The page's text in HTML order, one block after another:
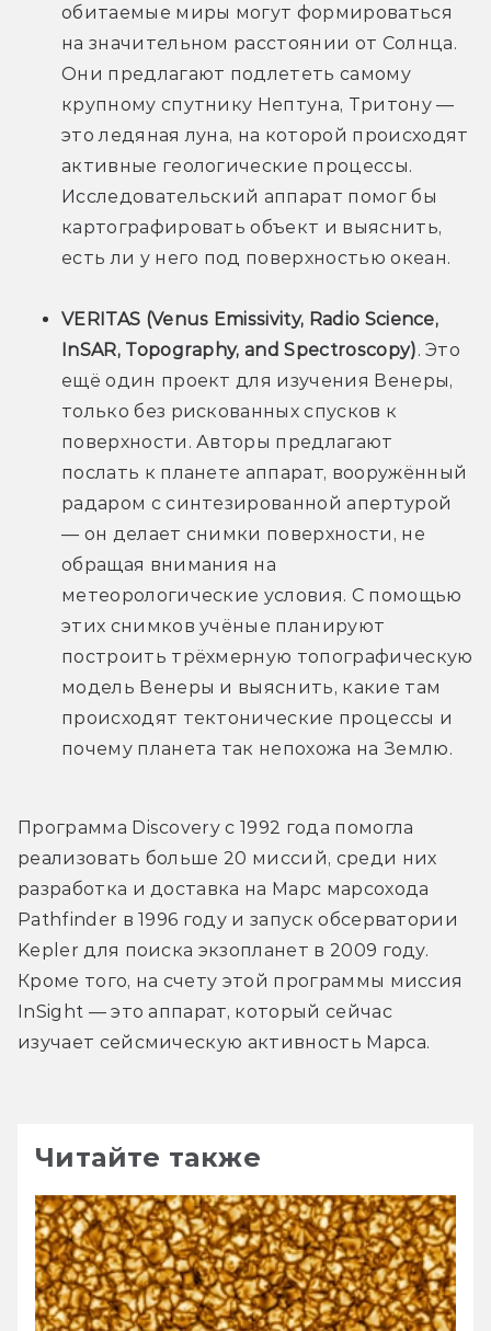
обитаемые миры могут формироваться
на значительном расстоянии от Солнца.
Они предлагают подлететь самому
крупному спутнику Нептуна, Тритону —
это ледяная луна, на которой происходят
активные геологические процессы.
Исследовательский аппарат помог бы
картографировать объект и выяснить,
есть ли у него под поверхностью океан.
VERITAS (Venus Emissivity, Radio Science,
InSAR, Topography, and Spectroscopy). Это
ещё один проект для изучения Венеры,
только без рискованных спусков к
поверхности. Авторы предлагают
послать к планете аппарат, вооружённый
радаром с синтезированной апертурой
— он делает снимки поверхности, не
обращая внимания на
метеорологические условия. С помощью
этих снимков учёные планируют
построить трёхмерную топографическую
модель Венеры и выяснить, какие там
происходят тектонические процессы и
почему планета так непохожа на Землю.
Программа Discovery с 1992 года помогла
реализовать больше 20 миссий, среди них
разработка и доставка на Марс марсохода
Pathfinder в 1996 году и запуск обсерватории
Kepler для поиска экзопланет в 2009 году.
Кроме того, на счету этой программы миссия
InSight — это аппарат, который сейчас
изучает сейсмическую активность Марса.
Читайте также